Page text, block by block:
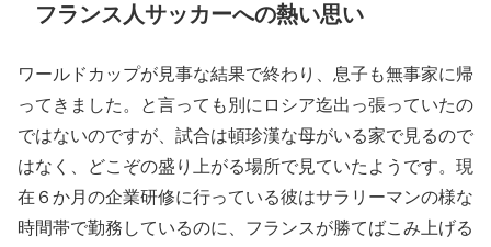
フランス人サッカーへの熱い思い
ワールドカップが見事な結果で終わり、息子も無事家に帰
ってきました。と言っても別にロシア迄出っ張っていたの
ではないのですが、試合は頓珍漢な母がいる家で見るので
はなく、どこぞの盛り上がる場所で見ていたようです。現
在６か月の企業研修に行っている彼はサラリーマンの様な
時間帯で勤務しているのに、フランスが勝てばこみ上げる